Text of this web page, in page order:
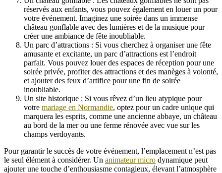
réservés aux enfants, vous pouvez également en louer un pour
votre événement. Imaginez une soirée dans un immense
château gonflable avec des lumières et de la musique pour
créer une ambiance de fête inoubliable.
Un parc d’attractions : Si vous cherchez à organiser une fête
amusante et excitante, un parc d’attractions est l’endroit
parfait. Vous pouvez louer des espaces de réception pour une
soirée privée, profiter des attractions et des manèges à volonté,
et ajouter des feux d’artifice pour une fin de soirée
inoubliable.
Un site historique : Si vous rêvez d’un lieu atypique pour
votre mariage en Normandie, optez pour un cadre unique qui
marquera les esprits, comme une ancienne abbaye, un château
au bord de la mer ou une ferme rénovée avec vue sur les
champs verdoyants.
Pour garantir le succès de votre événement, l’emplacement n’est pas
le seul élément à considérer. Un animateur micro dynamique peut
ajouter une touche d’enthousiasme contagieux, élevant l’atmosphère